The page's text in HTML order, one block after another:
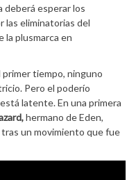
deberá esperar los
las eliminatorias del
la plusmarca en
primer tiempo, ninguno
Pero el poderío
latente. En una primera
hermano de Eden,
un movimiento que fue